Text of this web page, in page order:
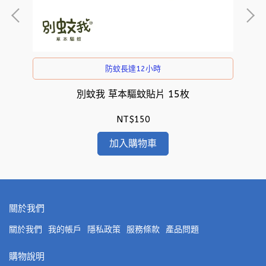
防蚊長達12小時
別蚊我 草本驅蚊貼片 15枚
NT$150
加入購物車
關於我們
關於我們 我的帳戶 隱私政策 服務條款 產品問題
購物說明